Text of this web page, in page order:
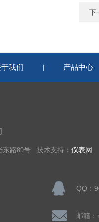
下
于我们 | 产品中心
东路89号 技术支持： 仪表网
QQ：
邮箱